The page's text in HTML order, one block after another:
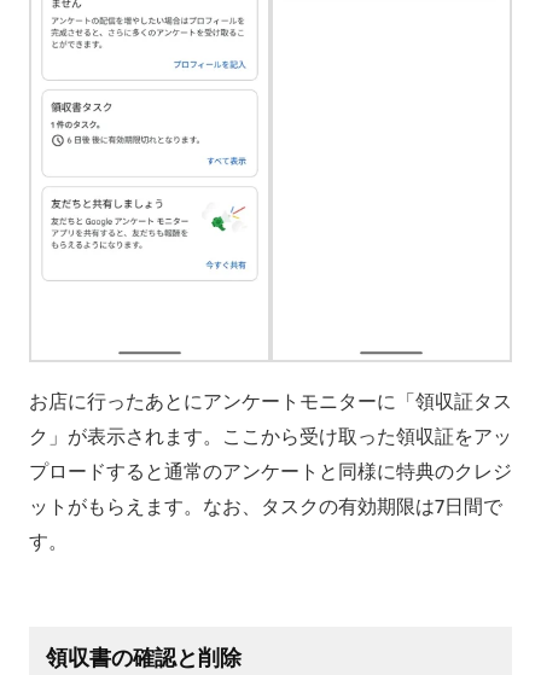
お店に行ったあとにアンケートモニターに「領収証タス
ク」が表示されます。ここから受け取った領収証をアッ
プロードすると通常のアンケートと同様に特典のクレジ
ットがもらえます。なお、タスクの有効期限は7日間で
す。
領収書の確認と削除